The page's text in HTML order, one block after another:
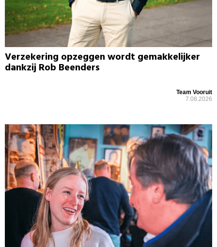
Verzekering opzeggen wordt gemakkelijker
dankzij Rob Beenders
Team Vooruit
7.08.2026